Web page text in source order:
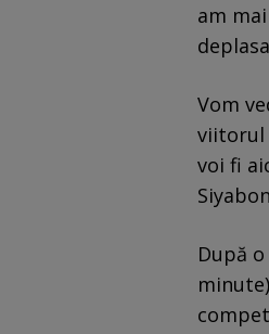
am
Vom
viitorul
voi fi
După